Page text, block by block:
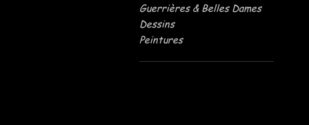
Guerrières & Belles Dames
Dessins
Peintures